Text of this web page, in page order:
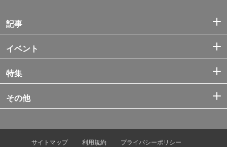
記事
イベント
特集
その他
サイトマップ 利用規約 プライバシーポリシー